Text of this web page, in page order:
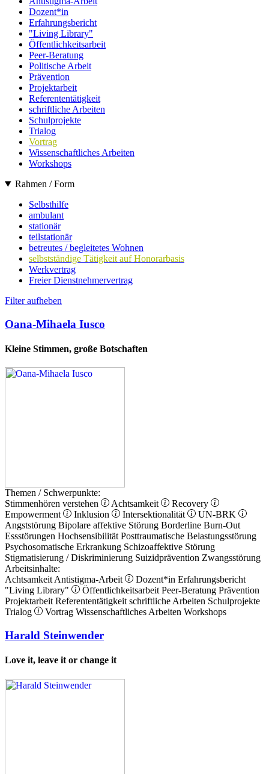
Dozent*in
Erfahrungsbericht
"Living Library"
Öffentlichkeitsarbeit
Peer-Beratung
Politische Arbeit
Prävention
Projektarbeit
Referententätigkeit
schriftliche Arbeiten
Schulprojekte
Trialog
Vortrag
Wissenschaftliches Arbeiten
Workshops
Rahmen / Form
Selbsthilfe
ambulant
stationär
teilstationär
betreutes / begleitetes Wohnen
selbstständige Tätigkeit auf Honorarbasis
Werkvertrag
Freier Dienstnehmervertrag
Filter aufheben
Oana-Mihaela Iusco
Kleine Stimmen, große Botschaften
Themen / Schwerpunkte:
Stimmenhören verstehen
Achtsamkeit
Recovery
Empowerment
Inklusion Intersektionalität
UN-BRK
Angststörung Bipolare affektive Störung Borderline Burn-Out
Essstörungen Hochsensibilität Posttraumatische Belastungsstörung
Psychosomatische Erkrankung Schizoaffektive Störung
Stigmatisierung / Diskriminierung Suizidprävention Zwangsstörung
Arbeitsinhalte:
Achtsamkeit Antistigma-Arbeit Dozent*in Erfahrungsbericht
"Living Library"
Öffentlichkeitsarbeit Peer-Beratung Prävention
Projektarbeit Referententätigkeit schriftliche Arbeiten Schulprojekte
Trialog
Vortrag Wissenschaftliches Arbeiten Workshops
Harald Steinwender
Love it, leave it or change it